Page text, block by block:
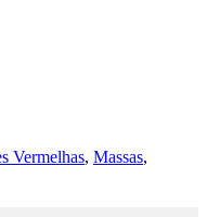
Vermelhas, Massas,